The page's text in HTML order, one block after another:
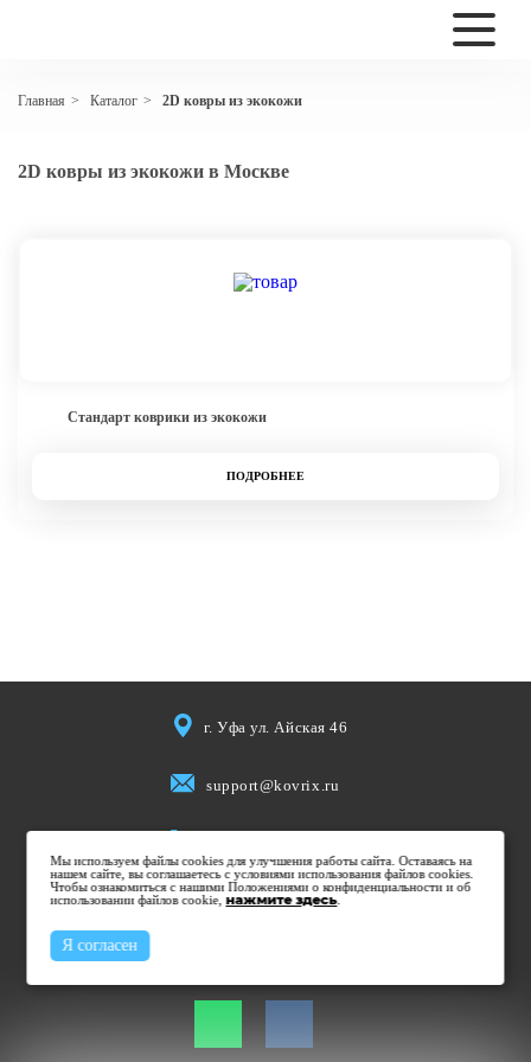
Главная > Каталог > 2D ковры из экокожи
2D ковры из экокожи в Москве
Стандарт коврики из экокожи
ПОДРОБНЕЕ
г. Уфа ул. Айская 46
support@kovrix.ru
Пн-Пт: 10:00 - 19:00
Мы используем файлы cookies для улучшения работы сайта. Оставаясь на
нашем сайте, вы соглашаетесь с условиями использования файлов cookies.
Чтобы ознакомиться с нашими Положениями о конфиденциальности и об
использовании файлов cookie,нажмите здесь.
Я согласен